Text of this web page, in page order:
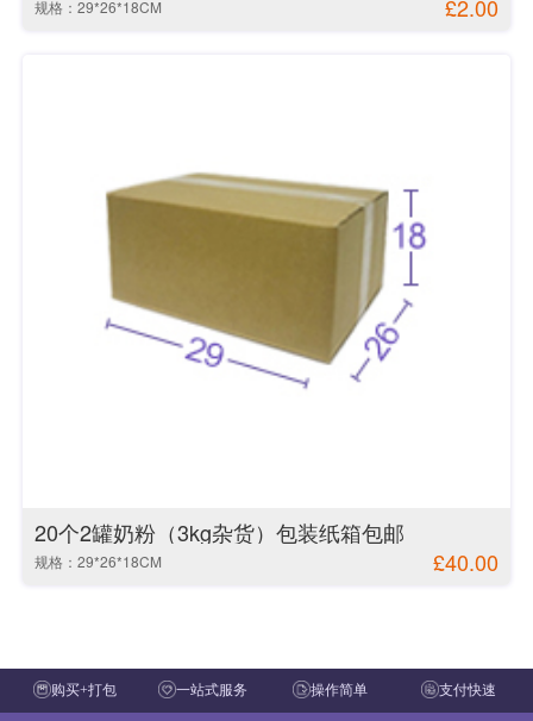
规格：29*26*18CM £2.00
20个2罐奶粉（3kg杂货）包装纸箱包邮
规格：29*26*18CM £40.00
购买+打包 一站式服务 操作简单 支付快速